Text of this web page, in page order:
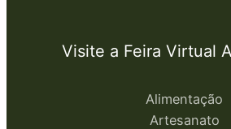
Visite a Feira Virtual
Alimentação
Artesanato